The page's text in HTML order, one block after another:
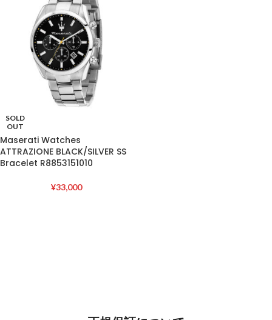
SOLD
OUT
Maserati Watches
ATTRAZIONE BLACK/SILVER SS
Bracelet R8853151010
¥33,000